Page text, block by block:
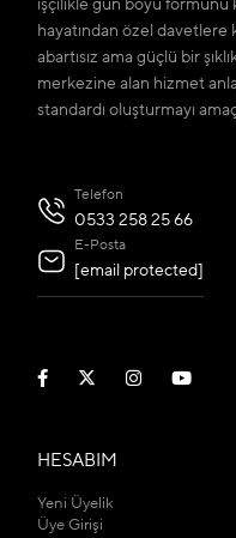
işçilikle gün boyu formunu
hayatından özel
abartısız ama güçlü bir
merkezine alan hizmet
standardı oluşturmayı
Telefon
0533 258 25 66
E-Posta
[email protected]
HESABIM
Yeni Üyelik
Üye Girişi